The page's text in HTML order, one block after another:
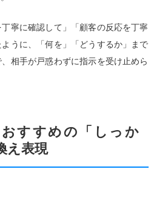
丁寧に確認して」「顧客の反応を丁寧
うに、「何を」「どうするか」まで
相手が戸惑わずに指示を受け止めら
すすめの「しっか
え表現